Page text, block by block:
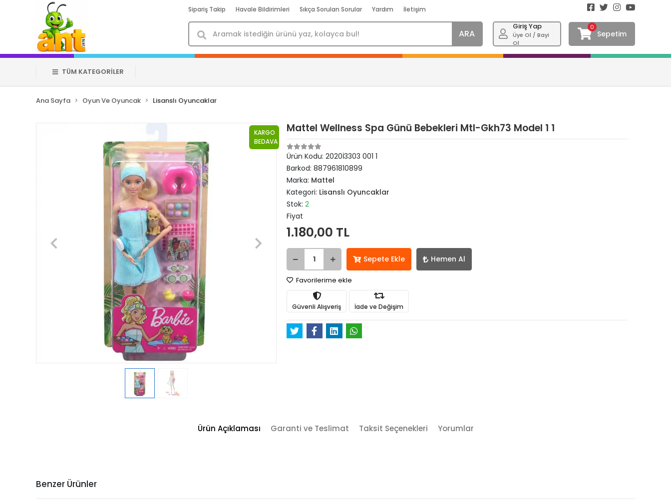
Sipariş Takip Havale Bildirimleri Sıkça Sorulan Sorular Yardım İletişim
ARA
Giriş Yap
Üye Ol / Bayi
Ol
0
Sepetim
TÜM KATEGORİLER
Ana Sayfa Oyun Ve Oyuncak Lisanslı Oyuncaklar
Mattel Wellness Spa Günü Bebekleri Mtl-Gkh73 Model 1 1
Ürün Kodu:2020İ3303 001 1
Barkod:887961810899
Marka: Mattel
Kategori: Lisanslı Oyuncaklar
Stok:2
Fiyat
1.180,00 TL
KARGO
BEDAVA
Sepete Ekle Hemen Al
Favorilerime ekle
Güvenli Alışveriş İade ve Değişim
Ürün Açıklaması Garanti ve Teslimat Taksit Seçenekleri Yorumlar
Benzer Ürünler